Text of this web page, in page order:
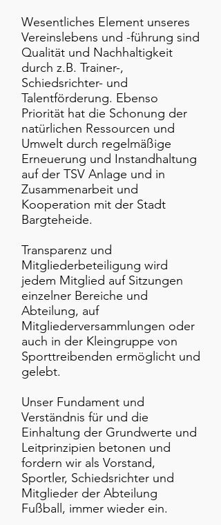
Wesentliches Element unseres
Vereinslebens und -führung sind
Qualität und Nachhaltigkeit
durch z.B. Trainer-,
Schiedsrichter- und
Talentförderung. Ebenso
Priorität hat die Schonung der
natürlichen Ressourcen und
Umwelt durch regelmäßige
Erneuerung und Instandhaltung
auf der TSV Anlage und in
Zusammenarbeit und
Kooperation mit der Stadt
Bargteheide.
Transparenz und
Mitgliederbeteiligung wird
jedem Mitglied auf Sitzungen
einzelner Bereiche und
Abteilung, auf
Mitgliederversammlungen oder
auch in der Kleingruppe von
Sporttreibenden ermöglicht und
gelebt.
Unser Fundament und
Verständnis für und die
Einhaltung der Grundwerte und
Leitprinzipien betonen und
fordern wir als Vorstand,
Sportler, Schiedsrichter und
Mitglieder der Abteilung
Fußball, immer wieder ein.